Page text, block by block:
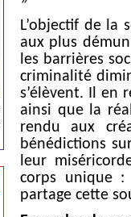
L’objectif de la
aux plus
les barrières
criminalité
s’élèvent. Il en
ainsi que la
rendu aux
bénédictions
leur
corps unique :
partage cette